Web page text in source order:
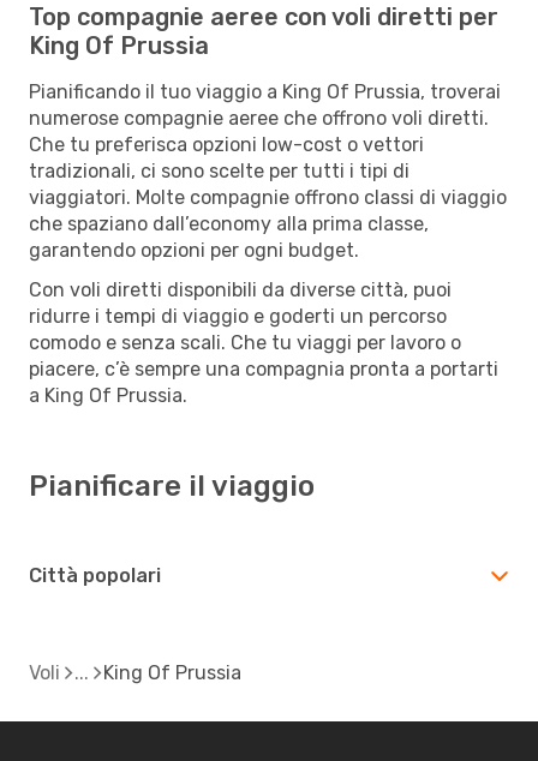
Top compagnie aeree con voli diretti per
King Of Prussia
Pianificando il tuo viaggio a King Of Prussia, troverai
numerose compagnie aeree che offrono voli diretti.
Che tu preferisca opzioni low-cost o vettori
tradizionali, ci sono scelte per tutti i tipi di
viaggiatori. Molte compagnie offrono classi di viaggio
che spaziano dall’economy alla prima classe,
garantendo opzioni per ogni budget.
Con voli diretti disponibili da diverse città, puoi
ridurre i tempi di viaggio e goderti un percorso
comodo e senza scali. Che tu viaggi per lavoro o
piacere, c’è sempre una compagnia pronta a portarti
a King Of Prussia.
Pianificare il viaggio
Città popolari
Voli King Of Prussia